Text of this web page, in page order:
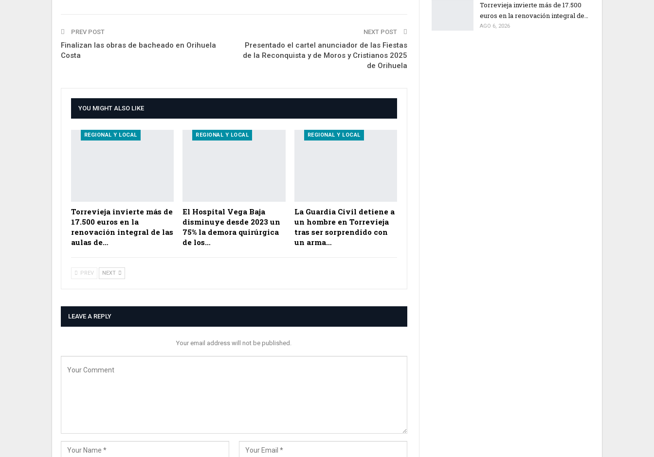
PREV POST
Finalizan las obras de bacheado en Orihuela
Costa
NEXT POST
Presentado el cartel anunciador de las Fiestas
de la Reconquista y de Moros y Cristianos 2025
de Orihuela
YOU MIGHT ALSO LIKE
REGIONAL Y LOCAL
Torrevieja invierte más de
17.500 euros en la
renovación integral de las
aulas de…
REGIONAL Y LOCAL
El Hospital Vega Baja
disminuye desde 2023 un
75% la demora quirúrgica
de los…
REGIONAL Y LOCAL
La Guardia Civil detiene a
un hombre en Torrevieja
tras ser sorprendido con
un arma…
PREV NEXT
LEAVE A REPLY
Your email address will not be published.
Torrevieja invierte más de 17.500
euros en la renovación integral de…
AGO 6, 2026